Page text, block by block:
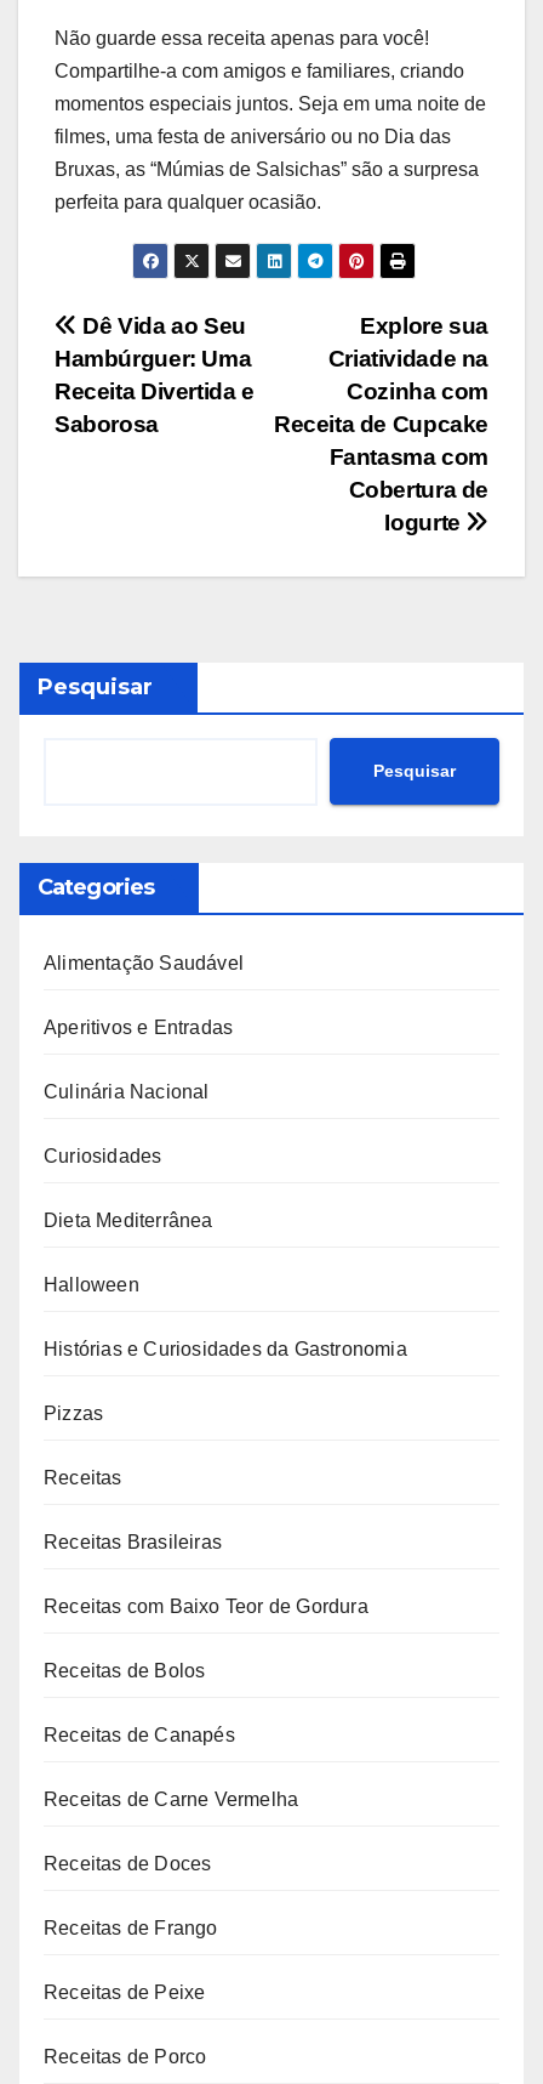
Não guarde essa receita apenas para você!
Compartilhe-a com amigos e familiares, criando
momentos especiais juntos. Seja em uma noite de
filmes, uma festa de aniversário ou no Dia das
Bruxas, as “Múmias de Salsichas” são a surpresa
perfeita para qualquer ocasião.
Navegação
de
Post
Explore sua
Criatividade na
Cozinha com
Receita de Cupcake
Fantasma com
Cobertura de
Iogurte
Dê Vida ao Seu
Hambúrguer: Uma
Receita Divertida e
Saborosa
Pesquisar
Pesquisar
Categories
Alimentação Saudável
Aperitivos e Entradas
Culinária Nacional
Curiosidades
Dieta Mediterrânea
Halloween
Histórias e Curiosidades da Gastronomia
Pizzas
Receitas
Receitas Brasileiras
Receitas com Baixo Teor de Gordura
Receitas de Bolos
Receitas de Canapés
Receitas de Carne Vermelha
Receitas de Doces
Receitas de Frango
Receitas de Peixe
Receitas de Porco